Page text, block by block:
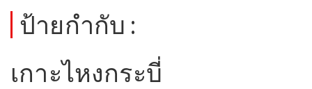
ป้ายกำกับ :
เกาะไหงกระบี่